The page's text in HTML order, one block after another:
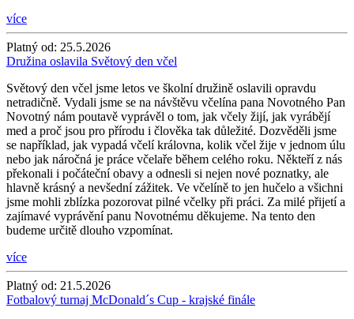
více
Platný od: 25.5.2026
Družina oslavila Světový den včel
Světový den včel jsme letos ve školní družině oslavili opravdu
netradičně. Vydali jsme se na návštěvu včelína pana Novotného Pan
Novotný nám poutavě vyprávěl o tom, jak včely žijí, jak vyrábějí
med a proč jsou pro přírodu i člověka tak důležité. Dozvěděli jsme
se například, jak vypadá včelí královna, kolik včel žije v jednom úlu
nebo jak náročná je práce včelaře během celého roku. Někteří z nás
překonali i počáteční obavy a odnesli si nejen nové poznatky, ale
hlavně krásný a nevšední zážitek. Ve včelíně to jen hučelo a všichni
jsme mohli zblízka pozorovat pilné včelky při práci. Za milé přijetí a
zajímavé vyprávění panu Novotnému děkujeme. Na tento den
budeme určitě dlouho vzpomínat.
více
Platný od: 21.5.2026
Fotbalový turnaj McDonald´s Cup - krajské finále